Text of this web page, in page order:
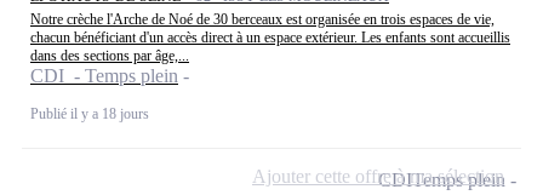
Notre crèche l'Arche de Noé de 30 berceaux est organisée en trois espaces de vie,
chacun bénéficiant d'un accès direct à un espace extérieur. Les enfants sont accueillis
dans des sections par âge,...
CDI - Temps plein
Publié il y a 18 jours
CDITemps plein
Ajouter cette offre à ma sélection